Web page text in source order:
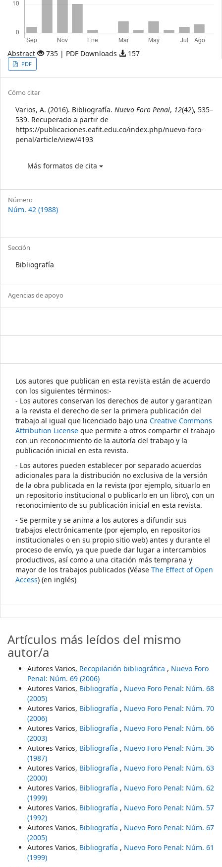
Abstract 735 | PDF Downloads 157
Article
Sidebar
PDF
Article
Details
Cómo citar
Varios, A. (2016). Bibliografía. Nuevo Foro Penal, 12(42), 535–
539. Recuperado a partir de
https://publicaciones.eafit.edu.co/index.php/nuevo-foro-
penal/article/view/4193
Más formatos de cita
Número
Núm. 42 (1988)
Sección
Bibliografía
Agencias de apoyo
Los autores que publican en esta revista están de acuerdo
con los siguientes términos:-
- Los autores conservan los derechos de autor y garantizan
a la revista el derecho de ser la primera publicación del
trabajo al igual que licenciado bajo una Creative Commons
Attribution License que permite a otros compartir el trabajo
con un reconocimiento de la autoría del trabajo y la
publicación inicial en esta revista.
- Los autores pueden establecer por separado acuerdos
adicionales para la distribución no exclusiva de la versión
de la obra publicada en la revista (por ejemplo, situarlo en
un repositorio institucional o publicarlo en un libro), con un
reconocimiento de su publicación inicial en esta revista.
- Se permite y se anima a los autores a difundir sus
trabajos electrónicamente (por ejemplo, en repositorios
institucionales o en su propio sitio web) antes y durante el
proceso de envío, ya que puede dar lugar a intercambios
productivos, así como a una citación más temprana y
mayor de los trabajos publicados (Véase The Effect of Open
Access) (en inglés)
Artículos más leídos del mismo
autor/a
Autores Varios, Recopilación bibliográfica , Nuevo Foro
Penal: Núm. 69 (2006)
Autores Varios, Bibliografía , Nuevo Foro Penal: Núm. 68
(2005)
Autores Varios, Bibliografía , Nuevo Foro Penal: Núm. 70
(2006)
Autores Varios, Bibliografía , Nuevo Foro Penal: Núm. 66
(2003)
Autores Varios, Bibliografía , Nuevo Foro Penal: Núm. 36
(1987)
Autores Varios, Bibliografía , Nuevo Foro Penal: Núm. 63
(2000)
Autores Varios, Bibliografía , Nuevo Foro Penal: Núm. 62
(1999)
Autores Varios, Bibliografía , Nuevo Foro Penal: Núm. 57
(1992)
Autores Varios, Bibliografía , Nuevo Foro Penal: Núm. 67
(2005)
Autores Varios, Bibliografía , Nuevo Foro Penal: Núm. 61
(1999)